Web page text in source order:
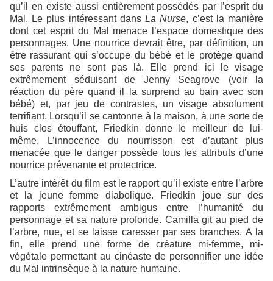
qu’il en existe aussi entièrement possédés par l’esprit du
Mal. Le plus intéressant dansLa Nurse, c’est la manière
dont cet esprit du Mal menace l’espace domestique des
personnages. Une nourrice devrait être, par définition, un
être rassurant qui s’occupe du bébé et le protège quand
ses parents ne sont pas là. Elle prend ici le visage
extrêmement séduisant de Jenny Seagrove (voir la
réaction du père quand il la surprend au bain avec son
bébé) et, par jeu de contrastes, un visage absolument
terrifiant. Lorsqu’il se cantonne à la maison, à une sorte de
huis clos étouffant, Friedkin donne le meilleur de lui-
même. L’innocence du nourrisson est d’autant plus
menacée que le danger possède tous les attributs d’une
nourrice prévenante et protectrice.
L’autre intérêt du film est le rapport qu’il existe entre l’arbre
et la jeune femme diabolique. Friedkin joue sur des
rapports extrêmement ambigus entre l’humanité du
personnage et sa nature profonde. Camilla git au pied de
l’arbre, nue, et se laisse caresser par ses branches. A la
fin, elle prend une forme de créature mi-femme, mi-
végétale permettant au cinéaste de personnifier une idée
du Mal intrinsèque à la nature humaine.